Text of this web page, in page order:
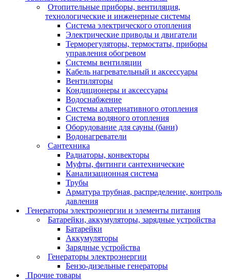
Отопительные приборы, вентиляция,
технологические и инженерные системы
Система электрического отопления
Электрические приводы и двигатели
Терморегуляторы, термостаты, приборы
управления обогревом
Системы вентиляции
Кабель нагревательный и аксессуары
Вентиляторы
Кондиционеры и аксессуары
Водоснабжение
Системы альтернативного отопления
Система водяного отопления
Оборудование для сауны (бани)
Водонагреватели
Сантехника
Радиаторы, конвекторы
Муфты, фитинги сантехнические
Канализационная система
Трубы
Арматура трубная, распределение, контроль
давления
Генераторы электроэнергии и элементы питания
Батарейки, аккумуляторы, зарядные устройства
Батарейки
Аккумуляторы
Зарядные устройства
Генераторы электроэнергии
Бензо-дизельные генераторы
Прочие товары